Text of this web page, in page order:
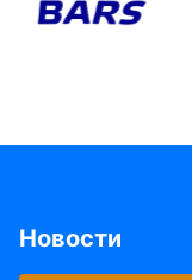
Новости